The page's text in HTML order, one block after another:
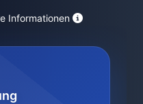
Informationen